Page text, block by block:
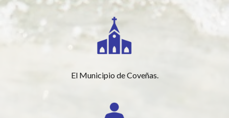
El Municipio de Coveñas.